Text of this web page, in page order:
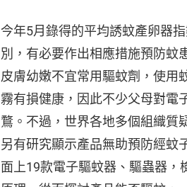
今年5月錄得的平均誘蚊產卵器
別，有必要作出相應措施預防蚊
皮膚幼嫩不宜常用驅蚊劑，使用
霧有損健康，因此不少父母對電
鶩。不過，世界各地多個組織質
另有研究顯示產品無助預防經蚊
面上19款電子驅蚊器、驅蟲器，